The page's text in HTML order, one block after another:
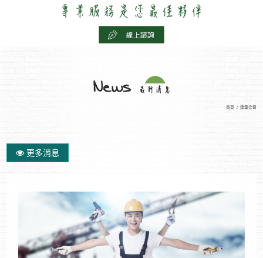
首頁 / 建築公司
更多消息